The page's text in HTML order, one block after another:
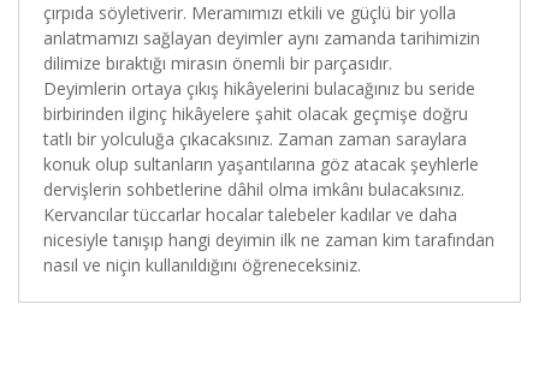
çırpıda söyletiverir. Meramımızı etkili ve güçlü bir yolla
anlatmamızı sağlayan deyimler aynı zamanda tarihimizin
dilimize bıraktığı mirasın önemli bir parçasıdır.
Deyimlerin ortaya çıkış hikâyelerini bulacağınız bu seride
birbirinden ilginç hikâyelere şahit olacak geçmişe doğru
tatlı bir yolculuğa çıkacaksınız. Zaman zaman saraylara
konuk olup sultanların yaşantılarına göz atacak şeyhlerle
dervişlerin sohbetlerine dâhil olma imkânı bulacaksınız.
Kervancılar tüccarlar hocalar talebeler kadılar ve daha
nicesiyle tanışıp hangi deyimin ilk ne zaman kim tarafından
nasıl ve niçin kullanıldığını öğreneceksiniz.